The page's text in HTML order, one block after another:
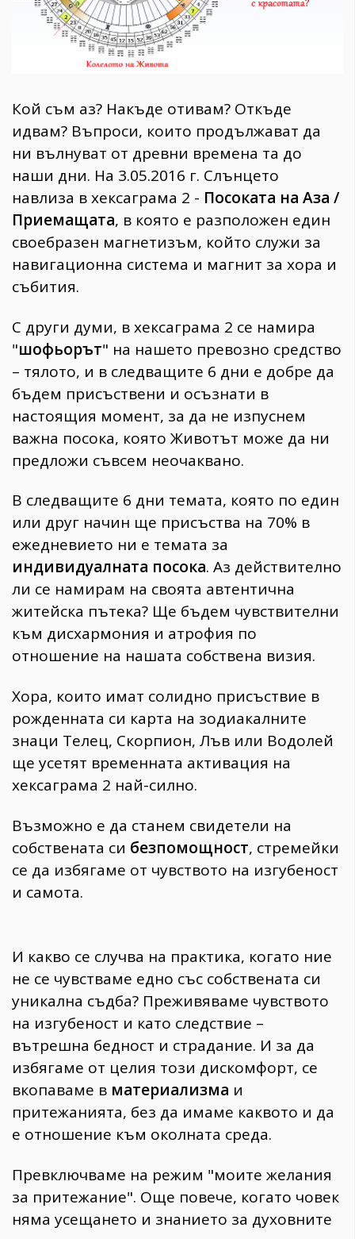
Gentlemen
ПОСЛЕДВАЙТЕ
Кой съм аз? Накъде отивам? Откъде
идвам? Въпроси, които продължават да
ни вълнуват от древни времена та до
наши дни. На 3.05.2016 г. Слънцето
навлиза в хексаграма 2 - Посоката на Аза /
Приемащата, в която е разположен един
своебразен магнетизъм, който служи за
навигационна система и магнит за хора и
събития.
С други думи, в хексаграма 2 се намира
"шофьорът" на нашето превозно средство
– тялото, и в следващите 6 дни е добре да
бъдем присъствени и осъзнати в
настоящия момент, за да не изпуснем
важна посока, която Животът може да ни
предложи съвсем неочаквано.
В следващите 6 дни темата, която по един
или друг начин ще присъства на 70% в
ежедневието ни е темата за
индивидуалната посока. Аз действително
ли се намирам на своята автентична
житейска пътека? Ще бъдем чувствителни
към дисхармония и атрофия по
отношение на нашата собствена визия.
Хора, които имат солидно присъствие в
рожденната си карта на зодиакалните
знаци Телец, Скорпион, Лъв или Водолей
ще усетят временната активация на
хексаграма 2 най-силно.
Възможно е да станем свидетели на
собствената си безпомощност, стремейки
се да избягаме от чувството на изгубеност
и самота.
И какво се случва на практика, когато ние
не се чувстваме едно със собствената си
уникална съдба? Преживяваме чувството
на изгубеност и като следствие –
вътрешна бедност и страдание. И за да
избягаме от целия този дискомфорт, се
вкопаваме в материализма и
притежанията, без да имаме каквото и да
е отношение към околната среда.
Превключваме на режим "моите желания
за притежание". Още повече, когато човек
няма усещането и знанието за духовните